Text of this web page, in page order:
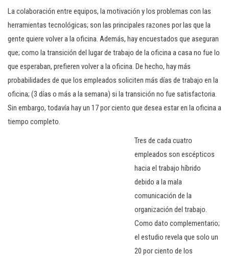
La colaboración entre equipos, la motivación y los problemas con las
herramientas tecnológicas; son las principales razones por las que la
gente quiere volver a la oficina. Además, hay encuestados que aseguran
que; como la transición del lugar de trabajo de la oficina a casa no fue lo
que esperaban, prefieren volver a la oficina. De hecho, hay más
probabilidades de que los empleados soliciten más días de trabajo en la
oficina; (3 días o más a la semana) si la transición no fue satisfactoria.
Sin embargo, todavía hay un 17 por ciento que desea estar en la oficina a
tiempo completo.
Tres de cada cuatro
empleados son escépticos
hacia el trabajo híbrido
debido a la mala
comunicación de la
organización del trabajo.
Como dato complementario;
el estudio revela que solo un
20 por ciento de los